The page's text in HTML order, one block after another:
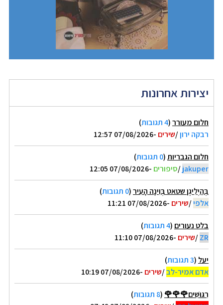
יצירות אחרונות
חלום מעורר(4 תגובות
)
רבקה ירון/שירים -07/08/2026 12:57
חלום הגבריות(0 תגובות
)
jakuper
/סיפורים -07/08/2026 12:05
בְּהַיְלִיגֶן שטאט בְּוִינָה הָעִיר(0 תגובות
)
אלפי/שירים -07/08/2026 11:21
בלט נעורים (4 תגובות
)
ZR
/שירים -07/08/2026 11:10
יעל (3 תגובות
)
אדם אמיר-לב/שירים -07/08/2026 10:19
רִגּוּשִׁים🌹🌹🌹 (8 תגובות
)